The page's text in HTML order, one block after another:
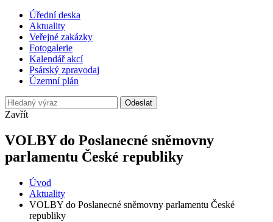
Úřední deska
Aktuality
Veřejné zakázky
Fotogalerie
Kalendář akcí
Psárský zpravodaj
Územní plán
Odeslat
Zavřít
VOLBY do Poslanecné sněmovny
parlamentu České republiky
Úvod
Aktuality
VOLBY do Poslanecné sněmovny parlamentu České
republiky